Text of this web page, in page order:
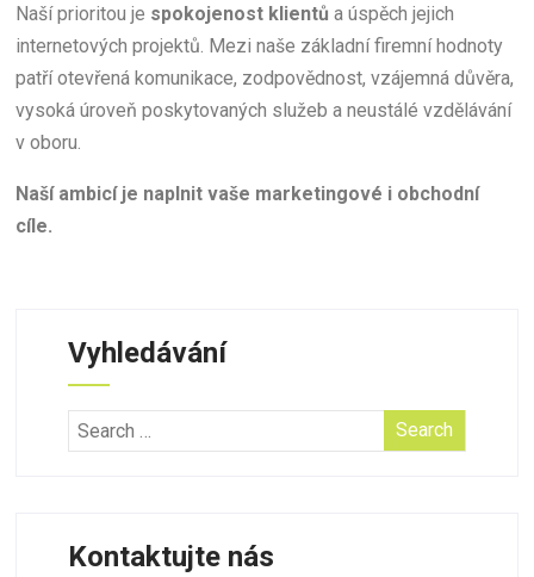
Naší prioritou je spokojenost klientů a úspěch jejich
internetových projektů. Mezi naše základní firemní hodnoty
patří otevřená komunikace, zodpovědnost, vzájemná důvěra,
vysoká úroveň poskytovaných služeb a neustálé vzdělávání
v oboru.
Naší ambicí je naplnit vaše marketingové i obchodní
cíle.
Vyhledávání
Kontaktujte nás